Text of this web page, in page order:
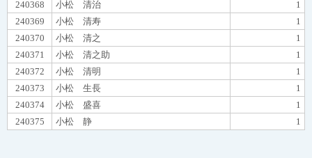
240368
小松 清治
1
240369
小松 清寿
1
240370
小松 清之
1
240371
小松 清之助
1
240372
小松 清明
1
240373
小松 生長
1
240374
小松 盛喜
1
240375
小松 静 1